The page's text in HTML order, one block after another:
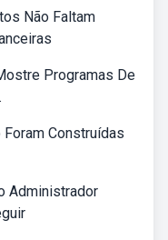
Não Faltam
Programas De
Construídas
Administrador